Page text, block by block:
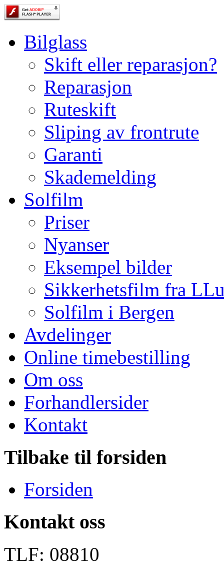
Bilglass
Skift eller reparasjon?
Reparasjon
Ruteskift
Sliping av frontrute
Garanti
Skademelding
Solfilm
Priser
Nyanser
Eksempel bilder
Sikkerhetsfilm fra
Solfilm i Bergen
Avdelinger
Online timebestilling
Om oss
Forhandlersider
Kontakt
Tilbake til forsiden
Forsiden
Kontakt oss
TLF: 08810